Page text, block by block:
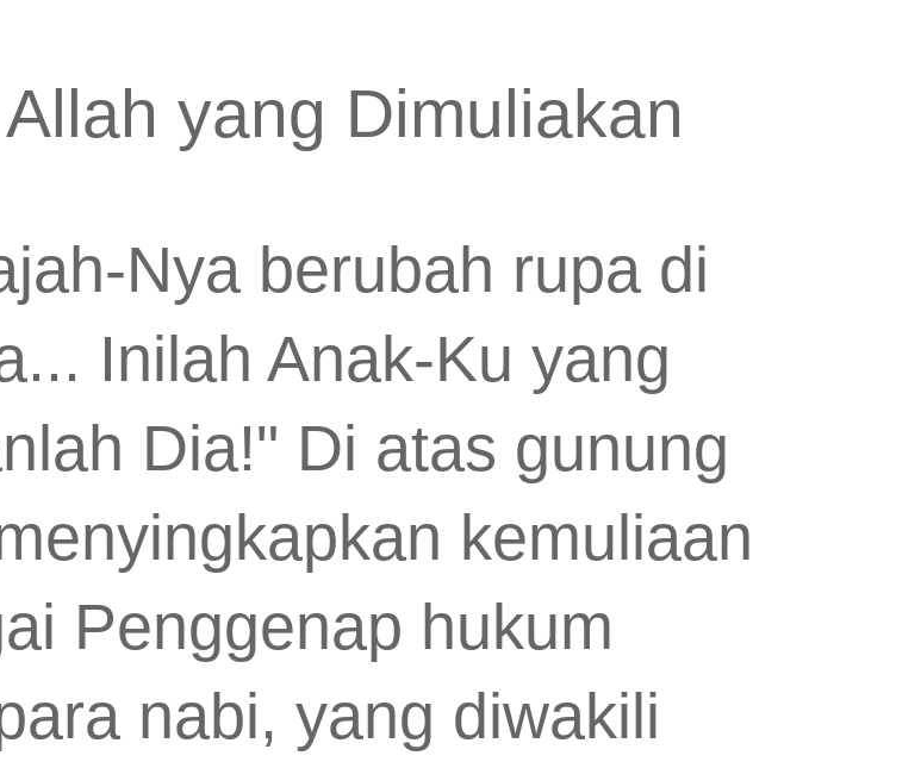
yang Dimuliakan
Nya berubah rupa di
Inilah Anak-Ku yang
Dia!" Di atas gunung
kemuliaan
Penggenap hukum
nabi, yang diwakili